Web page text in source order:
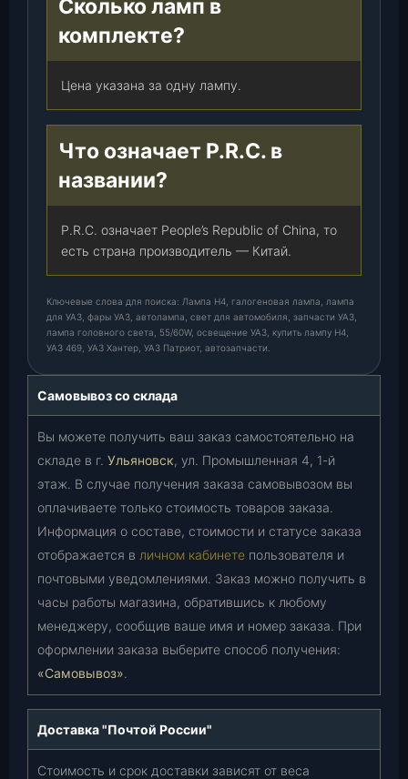
Сколько ламп в
комплекте?
Цена указана за одну лампу.
Что означает P.R.C. в
названии?
P.R.C. означает People’s Republic of China, то
есть страна производитель — Китай.
Ключевые слова для поиска: Лампа H4, галогеновая лампа, лампа
для УАЗ, фары УАЗ, автолампа, свет для автомобиля, запчасти УАЗ,
лампа головного света, 55/60W, освещение УАЗ, купить лампу H4,
УАЗ 469, УАЗ Хантер, УАЗ Патриот, автозапчасти.
Самовывоз со склада
Вы можете получить ваш заказ самостоятельно на
складе в г. Ульяновск, ул. Промышленная 4, 1-й
этаж. В случае получения заказа самовывозом вы
оплачиваете только стоимость товаров заказа.
Информация о составе, стоимости и статусе заказа
отображается в личном кабинете пользователя и
почтовыми уведомлениями. Заказ можно получить в
часы работы магазина, обратившись к любому
менеджеру, сообщив ваше имя и номер заказа. При
оформлении заказа выберите способ получения:
«Самовывоз».
Доставка "Почтой России"
Стоимость и срок доставки зависят от веса